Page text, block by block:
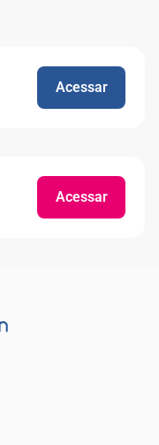
Acessar
Acessar